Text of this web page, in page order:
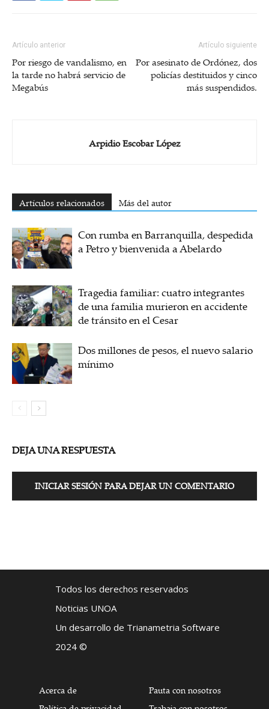
Artículo anterior
Por riesgo de vandalismo, en
la tarde no habrá servicio de
Megabús
Artículo siguiente
Por asesinato de Ordónez, dos
policías destituidos y cinco
más suspendidos.
Arpidio Escobar López
Artículos relacionados Más del autor
Con rumba en Barranquilla, despedida
a Petro y bienvenida a Abelardo
Tragedia familiar: cuatro integrantes
de una familia murieron en accidente
de tránsito en el Cesar
Dos millones de pesos, el nuevo salario
mínimo
DEJA UNA RESPUESTA
INICIAR SESIÓN PARA DEJAR UN COMENTARIO
Todos los derechos reservados
Noticias UNOA
Un desarrollo de Trianametria Software
2024 ©
Acerca de
Pauta con nosotros